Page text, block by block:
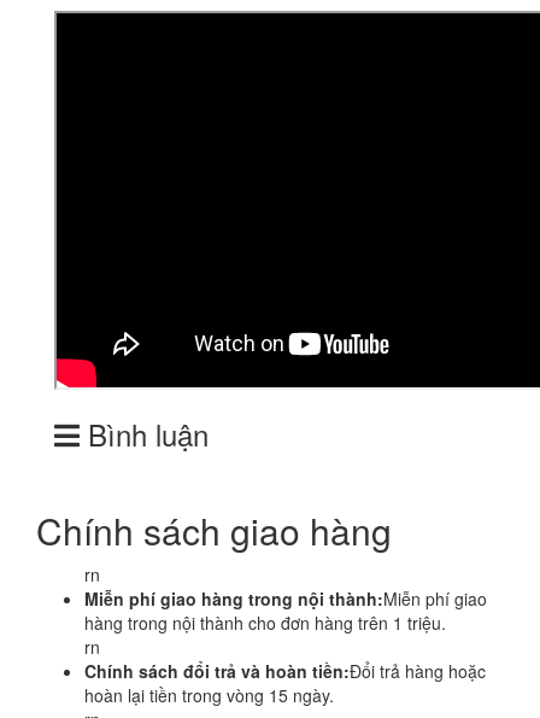
Bình luận
Chính sách giao hàng
rn
Miễn phí giao hàng trong nội thành:Miễn phí giao
hàng trong nội thành cho đơn hàng trên 1 triệu.
rn
Chính sách đổi trả và hoàn tiền:Đổi trả hàng hoặc
hoàn lại tiền trong vòng 15 ngày.